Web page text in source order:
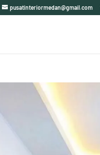
pusatinteriormedan@gmail.com